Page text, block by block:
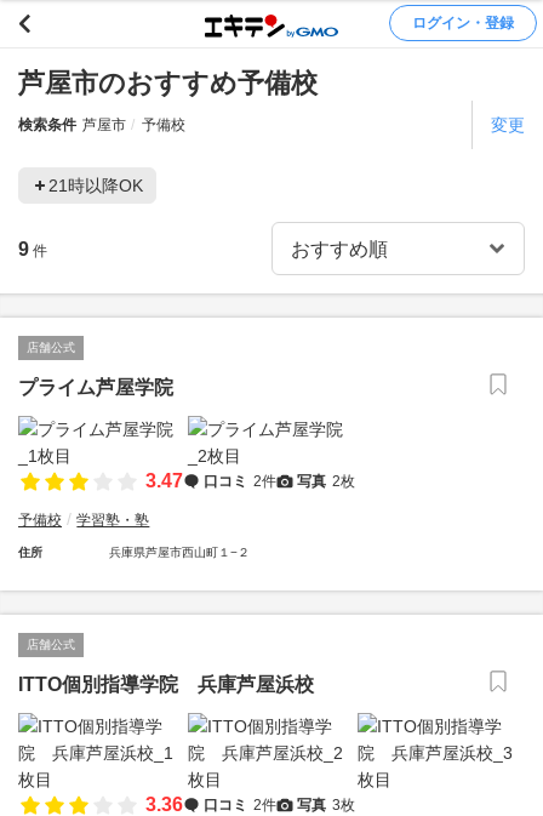
ログイン・登録
芦屋市のおすすめ予備校
検索条件 芦屋市 予備校 変更
21時以降OK
9 件
店舗公式
プライム芦屋学院
3.47 口コミ 2件 写真 2枚
予備校 学習塾・塾
住所 兵庫県芦屋市西山町１−２
店舗公式
ITTO個別指導学院 兵庫芦屋浜校
3.36 口コミ 2件 写真 3枚